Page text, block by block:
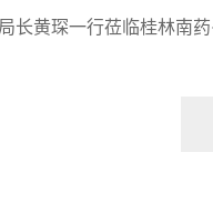
一行莅临桂林南药调研指导工作